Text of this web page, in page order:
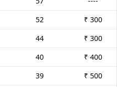
52
₹ 300
44
₹ 300
40
₹ 400
39
₹ 500